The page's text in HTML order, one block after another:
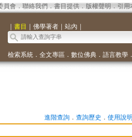
員會． 聯絡我們 ． 書目提供． 版權聲明 ． 引用
｜ 書目 ｜ 佛學著者｜ 站內 ｜
檢索系統． 全文專區 ． 數位佛典． 語言教學．
進階查詢． 查詢歷史 ． 使用說明